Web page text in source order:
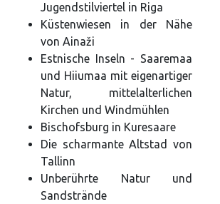
Jugendstilviertel in Riga
Küstenwiesen in der Nähe
von Ainaži
Estnische Inseln - Saaremaa
und Hiiumaa mit eigenartiger
Natur, mittelalterlichen
Kirchen und Windmühlen
Bischofsburg in Kuresaare
Die scharmante Altstad von
Tallinn
Unberührte Natur und
Sandstrände